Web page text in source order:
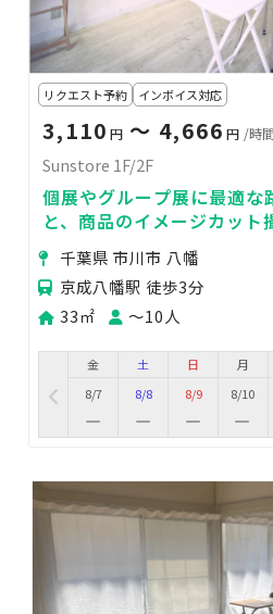
リクエスト予約 インボイス対応
3,110 円 〜 4,666 円 /時間
Sunstore 1F/2F
個展やグループ展に最適
と、商品のイメージカット
人物撮影に最適な機材充実
千葉県 市川市 八幡
京成八幡駅 徒歩3分
33㎡
〜10人
金
8/7
土
8/8
日
8/9
月
8/10